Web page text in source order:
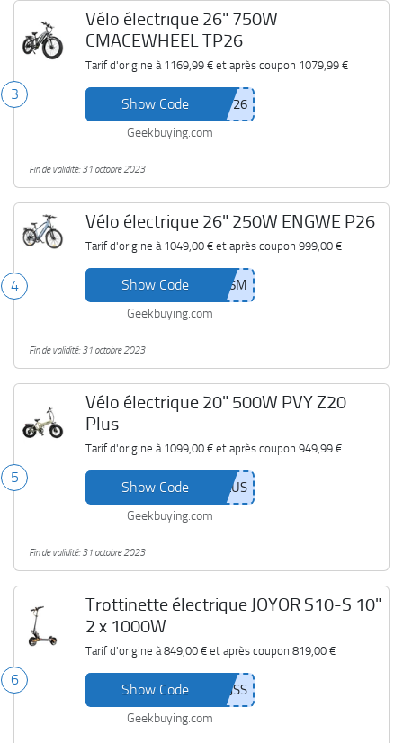
3
Vélo électrique 26" 750W
CMACEWHEEL TP26
Tarif d'origine à 1169,99 €et après coupon 1079,99 €
Show Code
Geekbuying.com
Fin de validité: 31 octobre 2023
4
Vélo électrique 26" 250W ENGWE P26
Tarif d'origine à 1049,00 €et après coupon 999,00 €
Show Code
Geekbuying.com
Fin de validité: 31 octobre 2023
5
Vélo électrique 20" 500W PVY Z20
Plus
Tarif d'origine à 1099,00 €et après coupon 949,99 €
Show Code
Geekbuying.com
Fin de validité: 31 octobre 2023
6
Trottinette électrique JOYOR S10-S 10"
2 x 1000W
Tarif d'origine à849,00 €et après coupon 819,00 €
Show Code
Geekbuying.com